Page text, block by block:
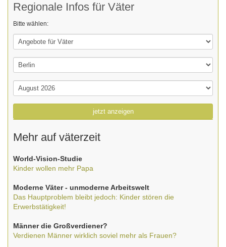
Regionale Infos für Väter
Bitte wählen:
jetzt anzeigen
Mehr auf väterzeit
World-Vision-Studie
Kinder wollen mehr Papa
Moderne Väter - unmoderne Arbeitswelt
Das Hauptproblem bleibt jedoch: Kinder stören die
Erwerbstätigkeit!
Männer die Großverdiener?
Verdienen Männer wirklich soviel mehr als Frauen?